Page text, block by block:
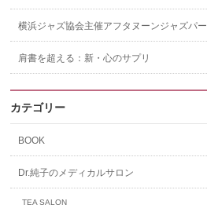
横浜ジャズ協会主催アフタヌーンジャズパ
肩書を超える：新・心のサプリ
カテゴリー
BOOK
Dr.純子のメディカルサロン
TEA SALON